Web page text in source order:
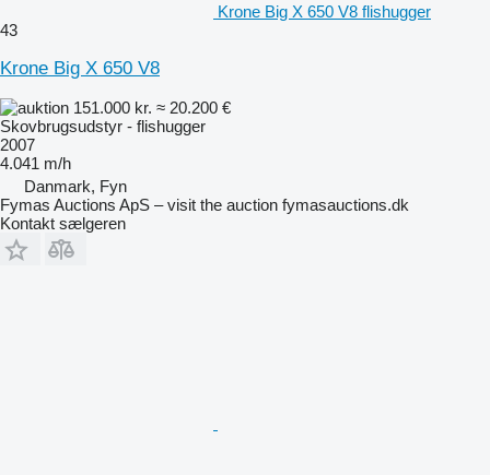
Krone Big X 650 V8 flishugger
43
Krone Big X 650 V8
151.000 kr. ≈ 20.200 €
Skovbrugsudstyr - flishugger
2007
4.041 m/h
Danmark, Fyn
Fymas Auctions ApS – visit the auction fymasauctions.dk
Kontakt sælgeren